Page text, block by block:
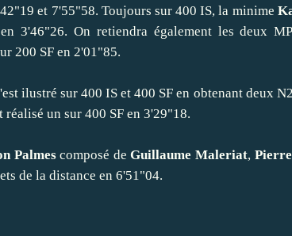
et 7'55"58. Toujours sur 400 IS, la minime
3'46"26. On retiendra également les deux
200 SF en 2'01"85.
ilustré sur 400 IS et 400 SF en obtenant deux
réalisé un sur 400 SF en 3'29"18.
Palmescomposé deGuillaume Maleriat,
de la distance en 6'51"04.